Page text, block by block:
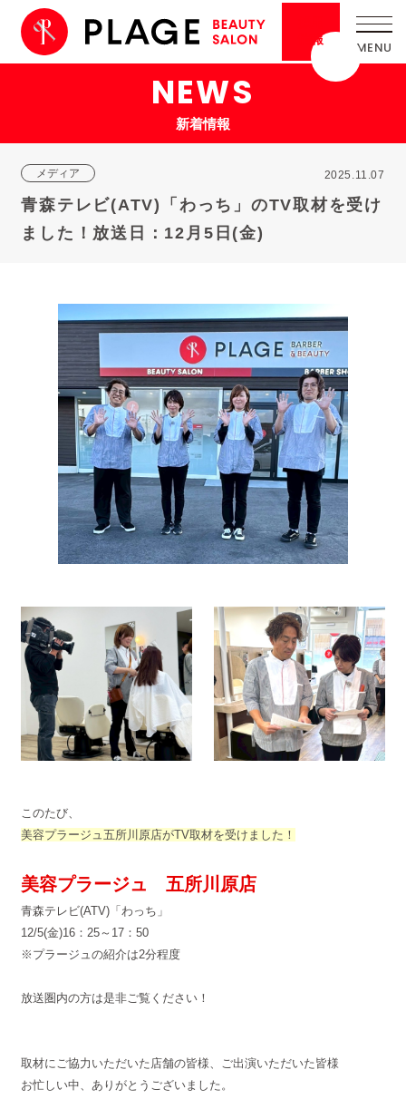
情報
NEWS
新着情報
メディア
青森テレビ(ATV)「わっち」のTV取材を受け
ました！放送日：12月5日(金)
2025.11.07
このたび、
美容プラージュ五所川原店がTV取材を受けました！
美容プラージュ 五所川原店
青森テレビ(ATV)「わっち」
12/5(金)16：25～17：50
※プラージュの紹介は2分程度
放送圏内の方は是非ご覧ください！
取材にご協力いただいた店舗の皆様、ご出演いただいた皆様
お忙しい中、ありがとうございました。